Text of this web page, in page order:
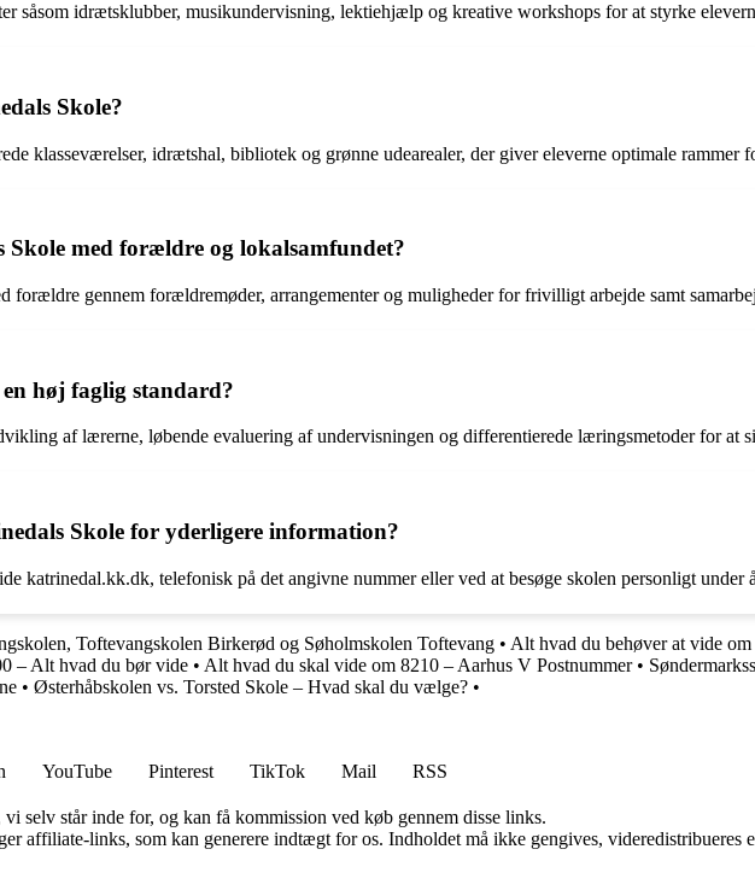
såsom idrætsklubber, musikundervisning, lektiehjælp og kreative workshops for at styrke
Skole?
klasseværelser, idrætshal, bibliotek og grønne udearealer, der giver eleverne optimale rammer
med forældre og lokalsamfundet?
forældre gennem forældremøder, arrangementer og muligheder for frivilligt arbejde samt
høj faglig standard?
af lærerne, løbende evaluering af undervisningen og differentierede læringsmetoder for at
Skole for yderligere information?
katrinedal.kk.dk, telefonisk på det angivne nummer eller ved at besøge skolen personligt
Toftevangskolen Birkerød og Søholmskolen Toftevang • Alt hvad du behøver at vide om
– Alt hvad du bør vide • Alt hvad du skal vide om 8210 – Aarhus V Postnummer•
• Østerhåbskolen vs. Torsted Skole – Hvad skal du vælge? •
YouTube Pinterest TikTok Mail
RSS
selv står inde for, og kan få kommission ved køb gennem disse links.
affiliate-links, som kan generere indtægt for os. Indholdet må ikke gengives, videredistribueres